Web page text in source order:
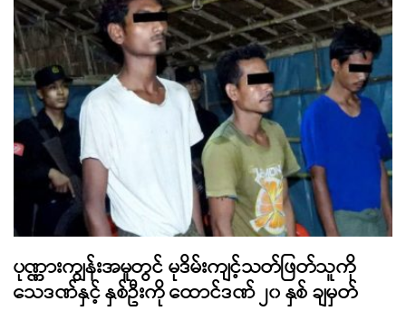
ပုဏ္ဏားကျွန်းအမှုတွင် မုဒိမ်းကျင့်သတ်ဖြတ်သူကို
သေဒဏ်နှင့် နှစ်ဦးကို ထောင်ဒဏ် ၂၀ နှစ် ချမှတ်